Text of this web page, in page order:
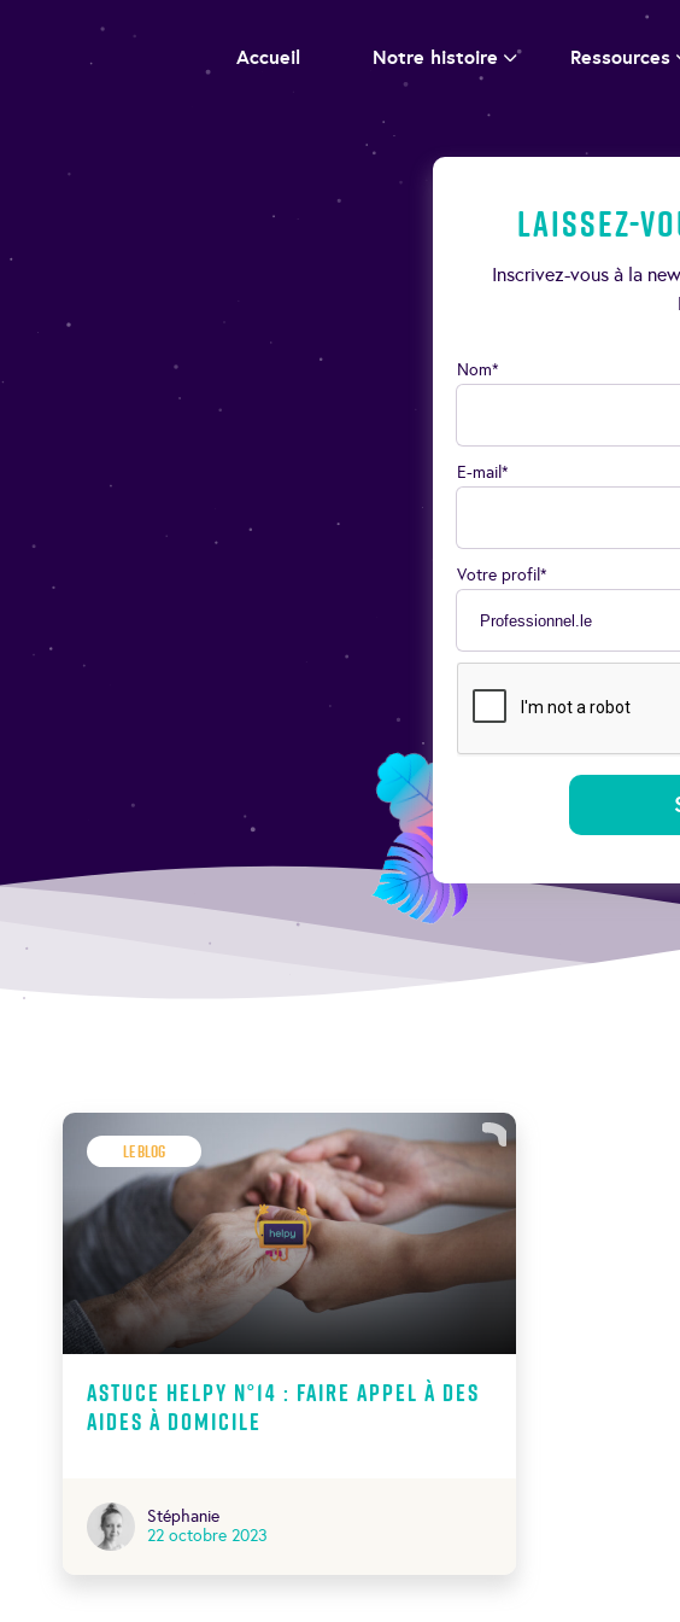
Accueil Notre histoire Ressources
Laissez-
Inscrivez-vous à la
Nom*
E-mail*
Votre profil*
Le Blog
Astuce Helpy N°14 : Faire appel à des
aides à domicile
Stéphanie
22 octobre 2023